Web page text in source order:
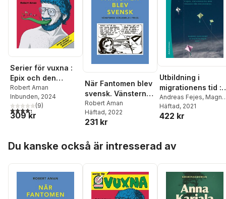
Serier för vuxna :
Epix och den
svenska
serierevolutionen
Robert Aman
Inbunden, 2024
4,3utav 5 stjärnor. Totalt antal röster:
(9)
309 kr
När Fantomen blev
svensk. Vänsterns
världsbild i trikå
Robert Aman
Häftad, 2022
231 kr
Utbildning i
migrationens tid :
viljor, organisering
och villkor för
inkludering
Andreas Fejes,
Dahlstedt,Robert
Aman ,Helena
Högberg
Mesic
Häftad, 2021
422 kr
Du kanske också är intresserad av